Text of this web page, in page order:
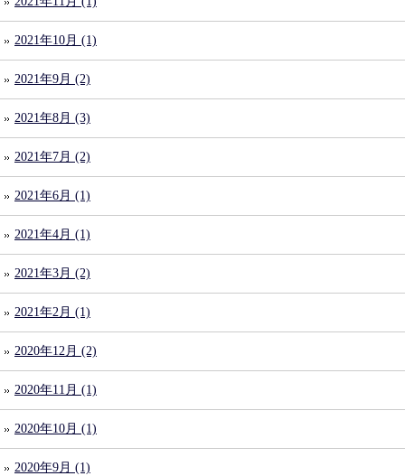
2021年10月 (1)
2021年9月 (2)
2021年8月 (3)
2021年7月 (2)
2021年6月 (1)
2021年4月 (1)
2021年3月 (2)
2021年2月 (1)
2020年12月 (2)
2020年11月 (1)
2020年10月 (1)
2020年9月 (1)